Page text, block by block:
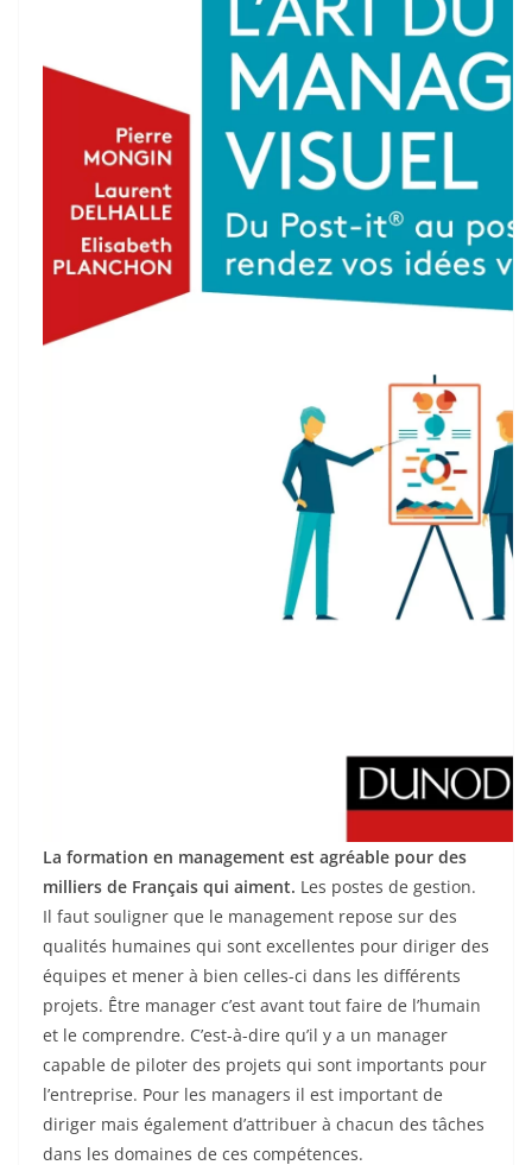
La formation en management est agréable pour des
milliers de Français qui aiment. Les postes de gestion.
Il faut souligner que le management repose sur des
qualités humaines qui sont excellentes pour diriger des
équipes et mener à bien celles-ci dans les différents
projets. Être manager c’est avant tout faire de l’humain
et le comprendre. C’est-à-dire qu’il y a un manager
capable de piloter des projets qui sont importants pour
l’entreprise. Pour les managers il est important de
diriger mais également d’attribuer à chacun des tâches
dans les domaines de ces compétences.